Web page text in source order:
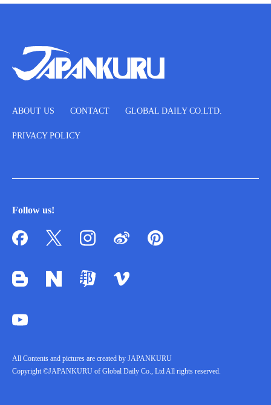
ABOUT US CONTACT GLOBAL DAILY CO.LTD.
PRIVACY POLICY
Follow us!
All Contents and pictures are created by JAPANKURU
Copyright ©JAPANKURU of Global Daily Co., Ltd All rights reserved.